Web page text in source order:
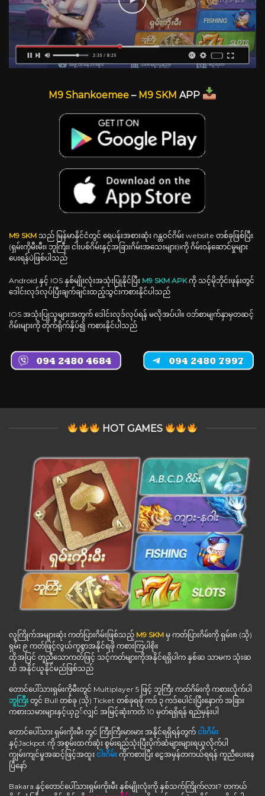
M9 Shankoemee– M9 SKM APP
M9 SKM သည် မြန်မာနိုင်ငံတွင် ရေပန်းအစားဆုံး ဂန္တဝင်ဂိမ်း website တစ်ခုဖြစ်ပြီး
(ရှမ်းကိုမီးမီး၊ ဘူကြီး၊ ငါးပစ်ဂိမ်းနှင့်အခြားဂိမ်းအသေးများ)၊ကို ဂိမ်းဝန်ဆောင်မှုများ
ပေးရန်ပဲဖြစ်ပါသည်
Android နှင့် IOS နှစ်မျိုးလုံးအသုံးပြုနိုင်ပြီး M9 SKM APK ကို သင့်မိုဘိုင်းဖုန်းတွင်
ဒေါင်းလုဒ်လုပ်ပြီးချက်ချင်းထည့်သွင်းကစားနိုင်ပါသည်
IOS အသုံးပြုသူများအတွက် ဒေါင်းလုဒ်လုပ်ရန် မလိုအပ်ပါ။ ဝဘ်စာမျက်နှာမှတဆင့်
ဂိမ်းများကို တိုက်ရိုက်နှိပ်၍ ကစားနိုင်ပါသည်
HOT GAMES
လူကြိုက်အများဆုံး ကတ်ပြားဂိမ်းဖြစ်သည့် M9 SKM မှ ကတ်ပြားဂိမ်းကို ရှမ်း၈ (သို)
ရှမ်း ၉ ကတ်ဖြင့်လွယ်ကူစွာအနိုင်ရဖို ကစားကြပါစို။
ထိုအပြင် တူညီသောကတ်ဖြင့် သင့်ကတ်များကိုအနိုင်ရရှိပါက နှစ်ဆ သာမက သုံးဆ
ထိ အနိုင်ယူနိုင်မည်ဖြစ်သည်
တောင်ပေါ်သားရှမ်းကိုမီးတွင် Multiplayer 5 ဖြင့် ဘူကြီး ကတ်ဂိမ်းကို ကစားလိုက်ပါ
ဘူကြီး တွင် Bull တစ်ခု (သို) Ticket တစ်ခုရဖို ကဒ် ၃ ကဒ်ပေါင်းပြီးနောက် အခြား
ကစားသမားများနှင့်ယှဥ◌်လျှင် အမြင့်ဆုံးကတ် 10 မှတ်ရရှိရန် ရည်မှန်းပါ
တောင်ပေါ်သား ရှမ်းကိုးမီး တွင် ကြီးကြီးမားမား အနိုင်ရရှိရန်တွက် ငါးဂိမ်း
နှင့်Jackpot ကို အစွမ်းထက်ဆုံး စွမ်းရည်သုံးပြီးပိုက်ဆံများများရယူလိုက်ပါ
ကျွမ်းကျင်မှုအဆင့်ဖြင့်အထူး ငါးဂိမ်း ကိုကစားပြီး ငွေအမှန်တကယ်ရရန် ကူညီပေးနေ
ပြီနော်
Bakara နှင့်တောင်ပေါ်သားရှမ်းကိုးမီး နှစ်မျိုးလုံးကို နှစ်သက်ကြိုက်လား? တကယ်